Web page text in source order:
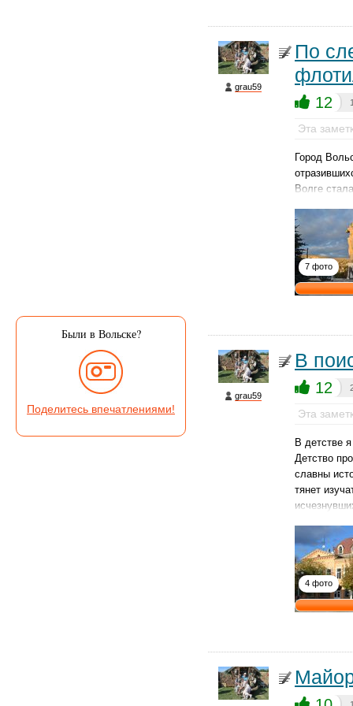
Были в Вольске?
Поделитесь впечатлениями!
grau59
По
12
Эта
Город
Волге
7 фото
grau59
В
12
Эта
В детстве
Детство
славны
тянет
4 фото